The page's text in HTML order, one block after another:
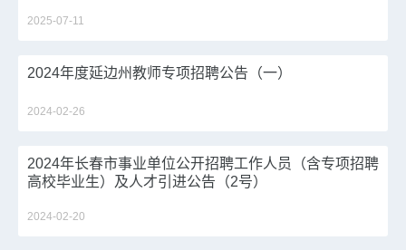
2025-07-11
2024年度延边州教师专项招聘公告（一）
2024-02-26
2024年长春市事业单位公开招聘工作人员（含专项招聘
高校毕业生）及人才引进公告（2号）
2024-02-20